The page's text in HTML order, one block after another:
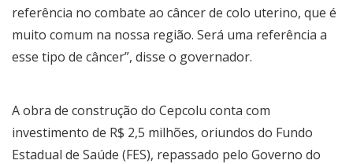
referência no combate ao câncer de colo uterino, que é
muito comum na nossa região. Será uma referência a
esse tipo de câncer”, disse o governador.
A obra de construção do Cepcolu conta com
investimento de R$ 2,5 milhões, oriundos do Fundo
Estadual de Saúde (FES), repassado pelo Governo do